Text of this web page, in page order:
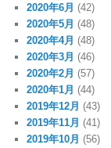
2020年6月 (42)
2020年5月 (48)
2020年4月 (48)
2020年3月 (46)
2020年2月 (57)
2020年1月 (44)
2019年12月 (43)
2019年11月 (41)
2019年10月 (56)